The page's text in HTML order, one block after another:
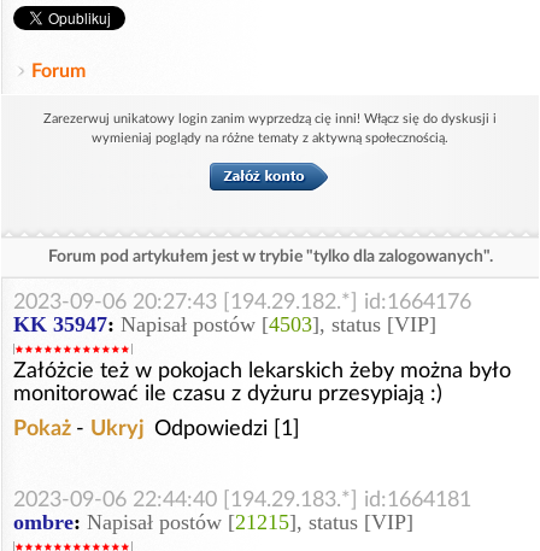
Forum
Zarezerwuj unikatowy login zanim wyprzedzą cię inni! Włącz się do dyskusji i
wymieniaj poglądy na różne tematy z aktywną społecznością.
Forum pod artykułem jest w trybie "tylko dla zalogowanych".
2023-09-06 20:27:43 [194.29.182.*] id:1664176
KK 35947: Napisał postów [4503], status [VIP]
Załóżcie też w pokojach lekarskich żeby można było
monitorować ile czasu z dyżuru przesypiają :)
Pokaż - Ukryj Odpowiedzi [1]
2023-09-06 22:44:40 [194.29.183.*] id:1664181
ombre: Napisał postów [21215], status [VIP]